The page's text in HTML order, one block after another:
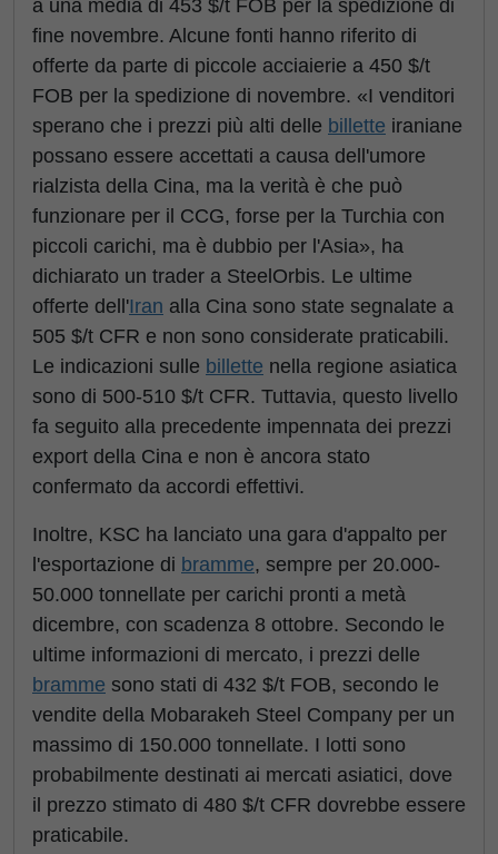
a una media di 453 $/t FOB per la spedizione di
fine novembre. Alcune fonti hanno riferito di
offerte da parte di piccole acciaierie a 450 $/t
FOB per la spedizione di novembre. «I venditori
sperano che i prezzi più alti delle billette iraniane
possano essere accettati a causa dell'umore
rialzista della Cina, ma la verità è che può
funzionare per il CCG, forse per la Turchia con
piccoli carichi, ma è dubbio per l'Asia», ha
dichiarato un trader a SteelOrbis. Le ultime
offerte dell'Iran alla Cina sono state segnalate a
505 $/t CFR e non sono considerate praticabili.
Le indicazioni sulle billette nella regione asiatica
sono di 500-510 $/t CFR. Tuttavia, questo livello
fa seguito alla precedente impennata dei prezzi
export della Cina e non è ancora stato
confermato da accordi effettivi.
Inoltre, KSC ha lanciato una gara d'appalto per
l'esportazione di bramme, sempre per 20.000-
50.000 tonnellate per carichi pronti a metà
dicembre, con scadenza 8 ottobre. Secondo le
ultime informazioni di mercato, i prezzi delle
bramme sono stati di 432 $/t FOB, secondo le
vendite della Mobarakeh Steel Company per un
massimo di 150.000 tonnellate. I lotti sono
probabilmente destinati ai mercati asiatici, dove
il prezzo stimato di 480 $/t CFR dovrebbe essere
praticabile.